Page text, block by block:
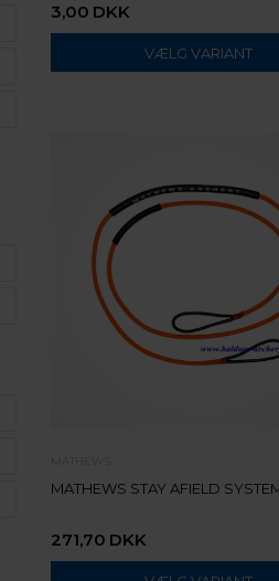
3,00 DKK
VÆLG VARIANT
MATHEWS STAY AFIELD
271,70 DKK